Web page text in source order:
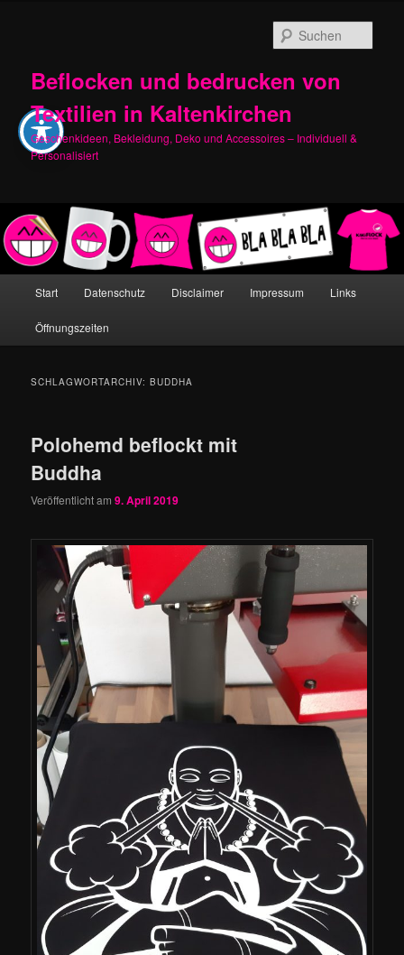
Beflocken und bedrucken von
Textilien in Kaltenkirchen
Geschenkideen, Bekleidung, Deko und Accessoires – Individuell &
Personalisiert
Start Datenschutz Disclaimer Impressum Links
Öffnungszeiten
SCHLAGWORTARCHIV:BUDDHA
Polohemd beflockt mit
Buddha
Veröffentlicht am9. April 2019